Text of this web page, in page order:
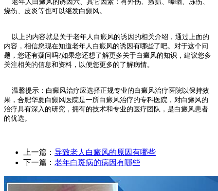
老年人白癜风的诱因六、其它因素：有外伤、搔抓、曝晒、冻伤、
烧伤、皮炎等也可以继发白癜风。
以上的内容就是关于老年人白癜风的诱因的相关介绍，通过上面的
内容，相信您现在知道老年人白癜风的诱因有哪些了吧。对于这个问
题，您还有疑问吗?如果您还想了解更多关于白癜风的知识，建议您多
关注相关的信息和资料，以便您更多的了解病情。
温馨提示：白癜风治疗应选择正规专业的白癜风治疗医院以保持效
果，合肥华夏白癜风医院是一所白癜风治疗的专科医院，对白癜风的
治疗具有深入的研究，拥有的技术和专业的医疗团队，是白癜风患者
的优选。
上一篇： 导致老人白癜风的原因有哪些
下一篇： 老年白斑病的病因有哪些